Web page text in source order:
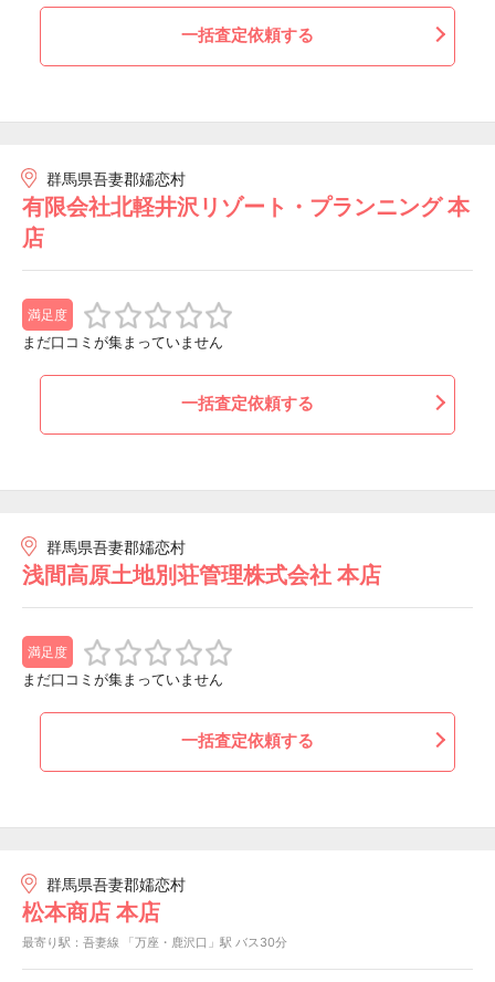
一括査定依頼する
群馬県吾妻郡嬬恋村
有限会社北軽井沢リゾート・プランニング 本
店
満足度
まだ口コミが集まっていません
一括査定依頼する
群馬県吾妻郡嬬恋村
浅間高原土地別荘管理株式会社 本店
満足度
まだ口コミが集まっていません
一括査定依頼する
群馬県吾妻郡嬬恋村
松本商店 本店
最寄り駅：吾妻線 「万座・鹿沢口」駅 バス30分